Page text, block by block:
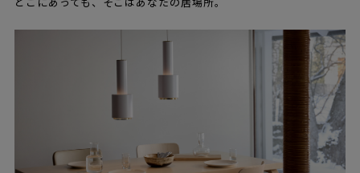
どこにあっても、そこはあなたの居場所。